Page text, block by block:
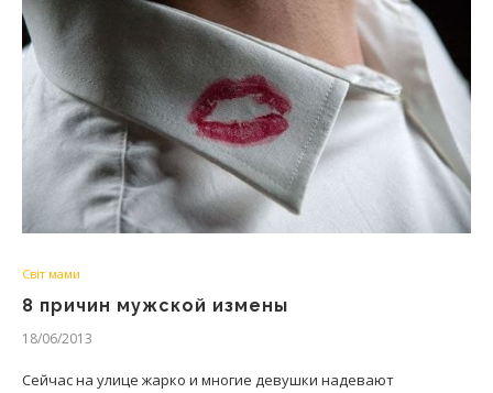
Світ мами
8 причин мужской измены
18/06/2013
Сейчас на улице жарко и многие девушки надевают